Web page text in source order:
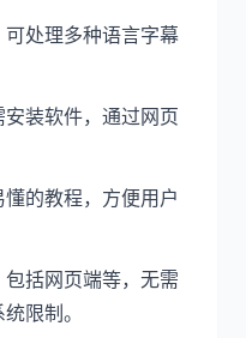
可处理多种语言字幕
装软件，通过网页
的教程，方便用户
包括网页端等，无需
限制。